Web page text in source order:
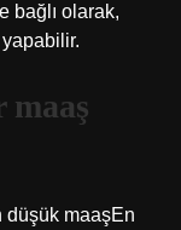
bağlı olarak,
maaş
düşük maaşEn